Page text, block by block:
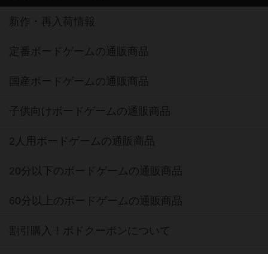
新作・再入荷情報
定番ボードゲームの通販商品
国産ボードゲームの通販商品
子供向けボードゲームの通販商品
2人用ボードゲームの通販商品
20分以下のボードゲームの通販商品
60分以上のボードゲームの通販商品
割引購入！ボドクーポンについて